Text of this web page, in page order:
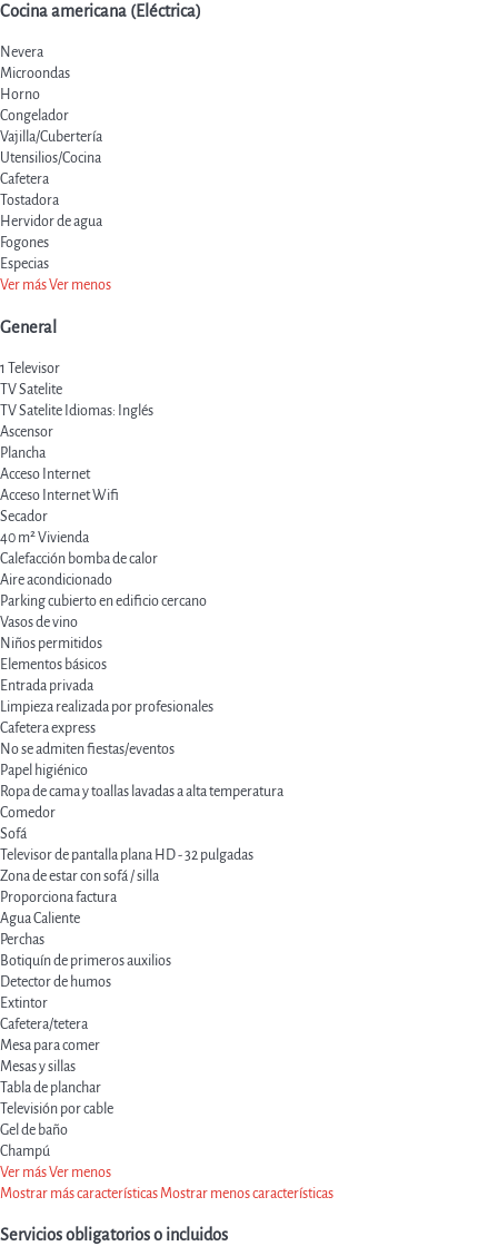
Cocina americana (Eléctrica)
Nevera
Microondas
Horno
Congelador
Vajilla/Cubertería
Utensilios/Cocina
Cafetera
Tostadora
Hervidor de agua
Fogones
Especias
Ver másVer menos
General
1 Televisor
TV Satelite
TV Satelite Idiomas: Inglés
Ascensor
Plancha
Acceso Internet
Acceso InternetWifi
Secador
40 m² Vivienda
Calefacción bomba de calor
Aire acondicionado
Parking cubierto en edificio cercano
Vasos de vino
Niños permitidos
Elementos básicos
Entrada privada
Limpieza realizada por profesionales
Cafetera express
No se admiten fiestas/eventos
Papel higiénico
Ropa de cama y toallas lavadas a alta temperatura
Comedor
Sofá
Televisor de pantalla plana HD - 32 pulgadas
Zona de estar con sofá / silla
Proporciona factura
Agua Caliente
Perchas
Botiquín de primeros auxilios
Detector de humos
Extintor
Cafetera/tetera
Mesa para comer
Mesas y sillas
Tabla de planchar
Televisión por cable
Gel de baño
Champú
Ver másVer menos
Mostrar más característicasMostrar menos características
Servicios obligatorios o incluidos